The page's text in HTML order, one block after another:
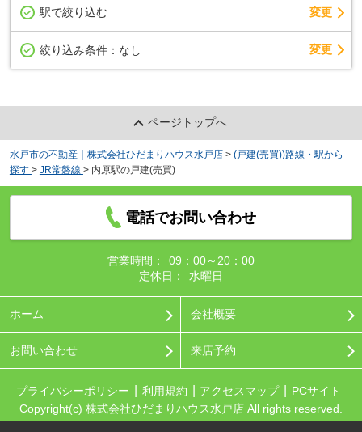
駅で絞り込む 変更
絞り込み条件： なし 変更
ページトップへ
水戸市の不動産｜株式会社ひだまりハウス水戸店 > (戸建(売買))路線・駅から
探す > JR常磐線 > 内原駅の戸建(売買)
電話でお問い合わせ
営業時間：
09：00～20：00
定休日：
水曜日
ホーム 会社概要
お問い合わせ 来店予約
プライバシーポリシー 利用規約 アクセスマップ
PCサイト
Copyright(c) 株式会社ひだまりハウス水戸店 All rights reserved.